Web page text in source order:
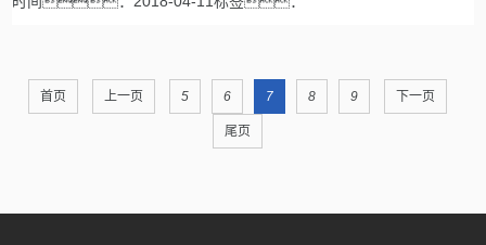
首页 上一页 5 6 7 8 9 下一页
尾页